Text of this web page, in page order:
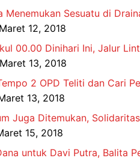
Sesuatu di
12, 2018
00.00 Dinihari Ini, Jalur
13, 2018
2 OPD Teliti dan Cari
13, 2018
Juga Ditemukan,
15, 2018
untuk Davi Putra, Balita